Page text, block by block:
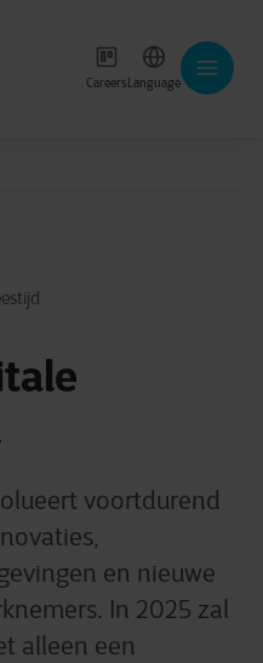
CareersLanguage
voortdurend
en nieuwe
In 2025 zal
alleen een